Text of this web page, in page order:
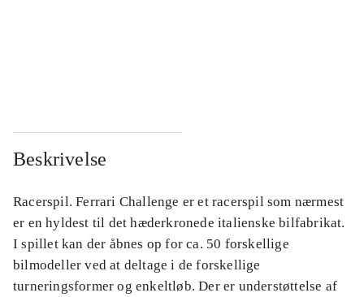
Beskrivelse
Racerspil. Ferrari Challenge er et racerspil som nærmest
er en hyldest til det hæderkronede italienske bilfabrikat.
I spillet kan der åbnes op for ca. 50 forskellige
bilmodeller ved at deltage i de forskellige
turneringsformer og enkeltløb. Der er understøttelse af